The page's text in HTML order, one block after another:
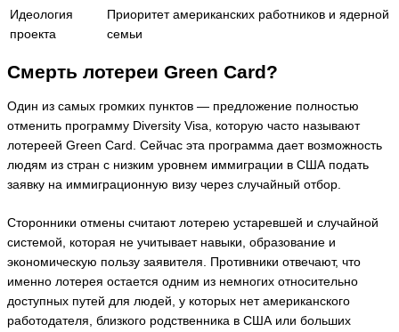
Идеология
проекта
Приоритет американских работников и ядерной
семьи
Смерть лотереи Green Card?
Один из самых громких пунктов — предложение полностью
отменить программу Diversity Visa, которую часто называют
лотереей Green Card. Сейчас эта программа дает возможность
людям из стран с низким уровнем иммиграции в США подать
заявку на иммиграционную визу через случайный отбор.
Сторонники отмены считают лотерею устаревшей и случайной
системой, которая не учитывает навыки, образование и
экономическую пользу заявителя. Противники отвечают, что
именно лотерея остается одним из немногих относительно
доступных путей для людей, у которых нет американского
работодателя, близкого родственника в США или больших